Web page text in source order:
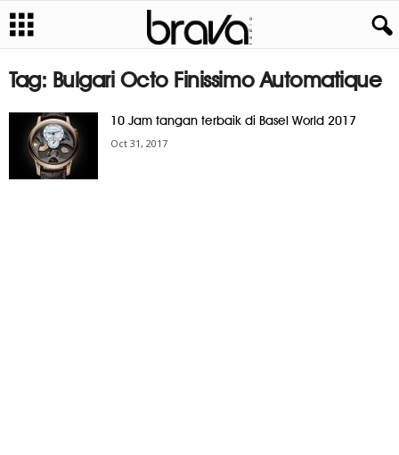
Tag: Bulgari Octo Finissimo Automatique
10 Jam tangan terbaik di Basel World 2017
Oct 31, 2017